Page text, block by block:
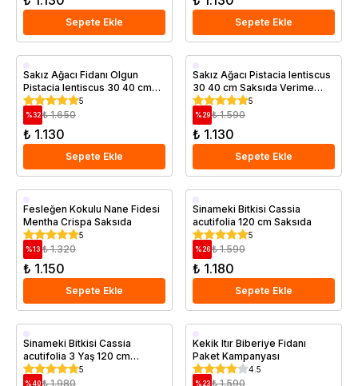
Sepete Ekle Sepete Ekle
Saksıda
Sakız Ağacı Fidanı Olgun
Pistacia lentiscus 30 40 cm
Saksıda
5
%32 ₺ 1.650
₺ 1.130
Sepete Ekle
Saksıda
Sakız Ağacı Pistacia lentiscus
30 40 cm Saksıda Verime
Hazır
5
%29 ₺ 1.590
₺ 1.130
Sepete Ekle
Saksıda
Fesleğen Kokulu Nane Fidesi
Mentha Crispa Saksıda
5
%13 ₺ 1.320
₺ 1.150
Sepete Ekle
Saksıda
Sinameki Bitkisi Cassia
acutifolia 120 cm Saksıda
5
%26 ₺ 1.590
₺ 1.180
Sepete Ekle
Saksıda
Sinameki Bitkisi Cassia
acutifolia 3 Yaş 120 cm
Saksıda
5
%40 ₺ 1.980
Saksıda
Kekik Itır Biberiye Fidanı
Paket Kampanyası
4.5
%23 ₺ 1.590